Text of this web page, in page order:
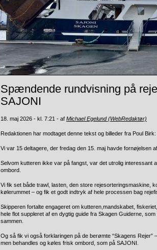
Spændende rundvisning på
SAJONI
18. maj 2026 - kl. 7:21 - af Michael Egelund (WebRedaktør)
Redaktionen har modtaget denne tekst og billeder fra Poul Birk:
Vi var 15 deltagere, der fredag den 15. maj havde fornøjelsen
Selvom kutteren ikke var på fangst, var det utrolig interessant
ombord.
Vi fik set både trawl, lasten, den store rejesorteringsmaskine,
kølerummet – og fik et godt indtryk af hele processen bag
Skipperen fortalte engageret om kutteren,mandskabet,
hele flot suppleret af en dygtig guide fra Skagen Guiderne,
sammen.
Og så fik vi også forklaringen på de berømte “Skagens
men behandles og køles frisk ombord, som på SAJONI.